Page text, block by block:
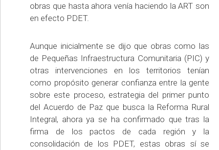
obras que hasta ahora venía haciendo la ART son
en efecto PDET.
Aunque inicialmente se dijo que obras como las
de Pequeñas Infraestructura Comunitaria (PIC) y
otras intervenciones en los territorios tenían
como propósito generar confianza entre la gente
sobre este proceso, estrategia del primer punto
del Acuerdo de Paz que busca la Reforma Rural
Integral, ahora ya se ha confirmado que tras la
firma de los pactos de cada región y la
consolidación de los PDET, estas obras sí se